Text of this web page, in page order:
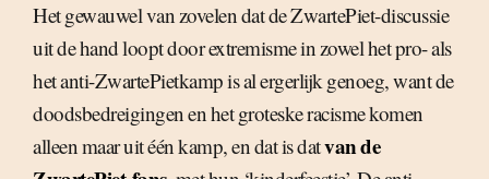
Het gewauwel van zovelen dat de ZwartePiet-discussie
uit de hand loopt door extremisme in zowel het pro- als
het anti-ZwartePietkamp is al ergerlijk genoeg, want de
doodsbedreigingen en het groteske racisme komen
alleen maar uit één kamp, en dat is datvan de